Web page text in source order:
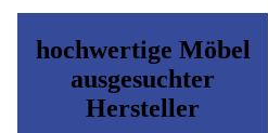
hochwertige Möbel
ausgesuchter
Hersteller